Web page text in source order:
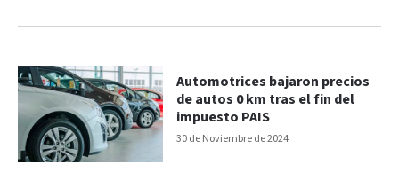
30 de Noviembre de 2024
Automotrices bajaron precios
de autos 0 km tras el fin del
impuesto PAIS